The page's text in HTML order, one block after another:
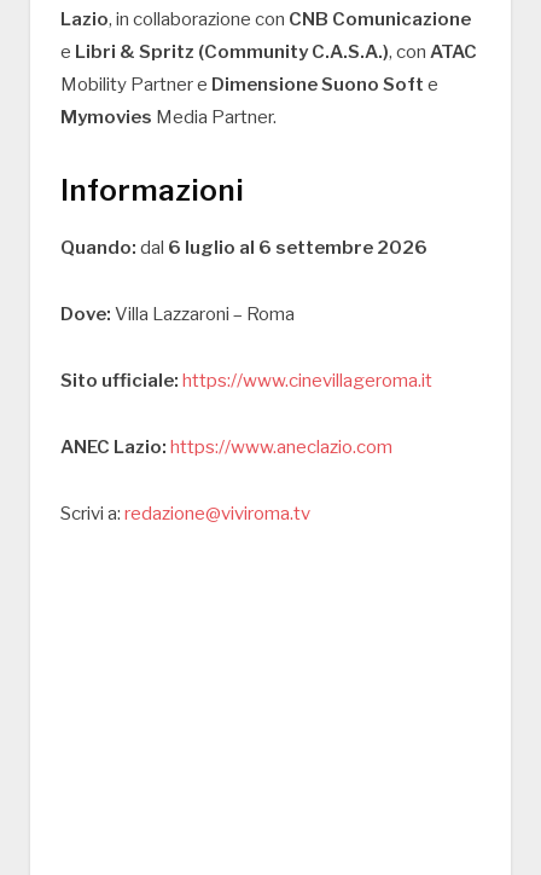
Lazio, in collaborazione con CNB Comunicazione
e Libri & Spritz (Community C.A.S.A.), con ATAC
Mobility Partner e Dimensione Suono Soft e
Mymovies Media Partner.
Informazioni
Quando: dal 6 luglio al 6 settembre 2026
Dove: Villa Lazzaroni – Roma
Sito ufficiale: https://www.cinevillageroma.it
ANEC Lazio: https://www.aneclazio.com
Scrivi a: redazione@viviroma.tv